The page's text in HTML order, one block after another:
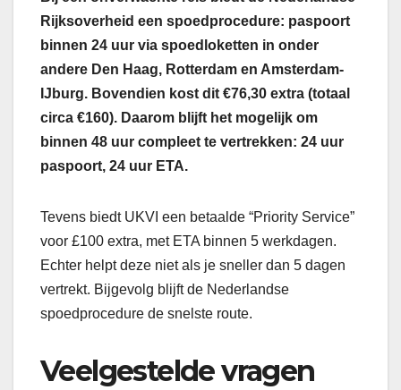
Rijksoverheid een spoedprocedure: paspoort
binnen 24 uur via spoedloketten in onder
andere Den Haag, Rotterdam en Amsterdam-
IJburg. Bovendien kost dit €76,30 extra (totaal
circa €160). Daarom blijft het mogelijk om
binnen 48 uur compleet te vertrekken: 24 uur
paspoort, 24 uur ETA.
Tevens biedt UKVI een betaalde “Priority Service”
voor £100 extra, met ETA binnen 5 werkdagen.
Echter helpt deze niet als je sneller dan 5 dagen
vertrekt. Bijgevolg blijft de Nederlandse
spoedprocedure de snelste route.
Veelgestelde vragen